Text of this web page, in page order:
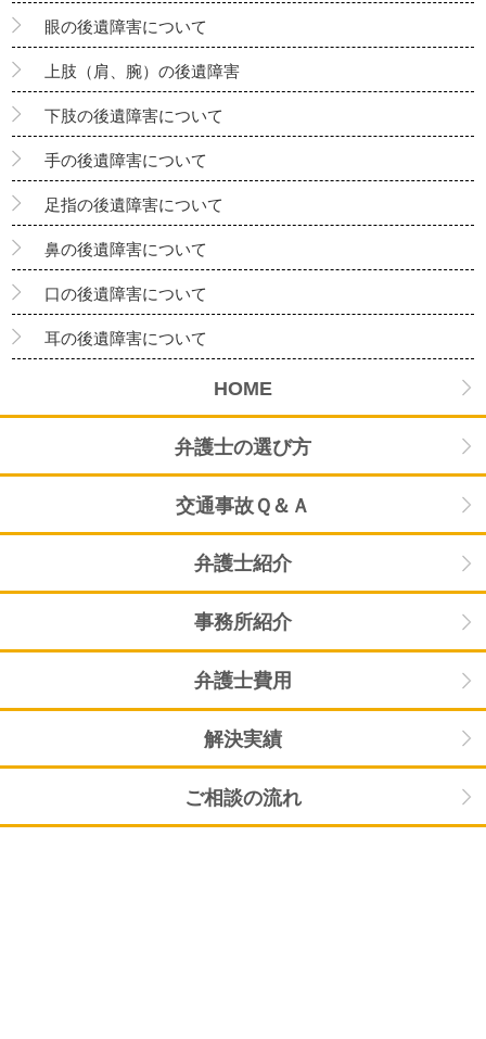
眼の後遺障害について
上肢（肩、腕）の後遺障害
下肢の後遺障害について
手の後遺障害について
足指の後遺障害について
鼻の後遺障害について
口の後遺障害について
耳の後遺障害について
HOME
弁護士の選び方
交通事故Ｑ＆Ａ
弁護士紹介
事務所紹介
弁護士費用
解決実績
ご相談の流れ